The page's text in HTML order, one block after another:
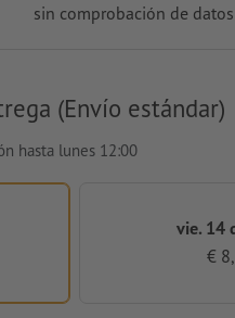
sin comprobación de datos
(Envío estándar)
hasta lunes 12:00
vie. 14
€